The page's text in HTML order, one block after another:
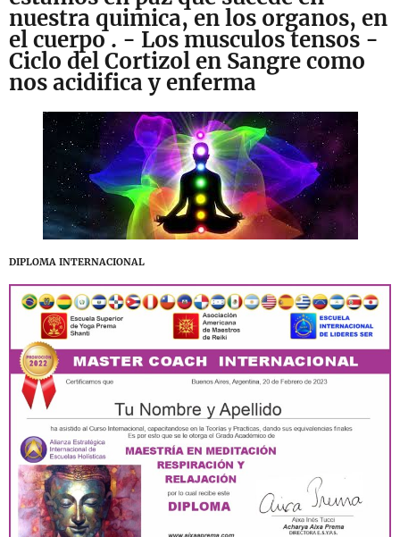
nuestra quimica, en los organos, en
el cuerpo . - Los musculos tensos -
Ciclo del Cortizol en Sangre como
nos acidifica y enferma
DIPLOMA INTERNACIONAL